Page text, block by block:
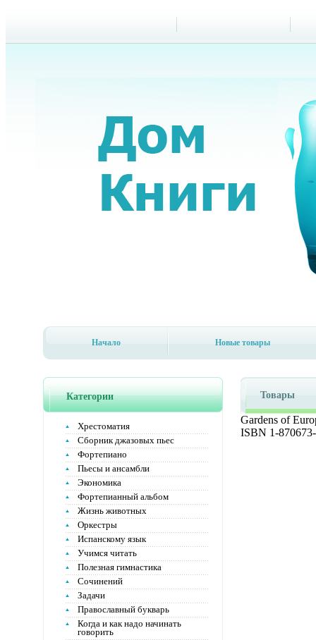
Начало Новые товары
Категории
Хрестоматия
Сборник джазовых пьес
Фортепиано
Пьесы и ансамбли
Экономика
Фортепианный альбом
Жизнь животных
Оркестры
Испанскому язык
Учимся читать
Полезная гимнастика
Сочинений
Задачи
Православный букварь
Когда и как надо начинать
говорить
Товары
Gardens of
ISBN 1-